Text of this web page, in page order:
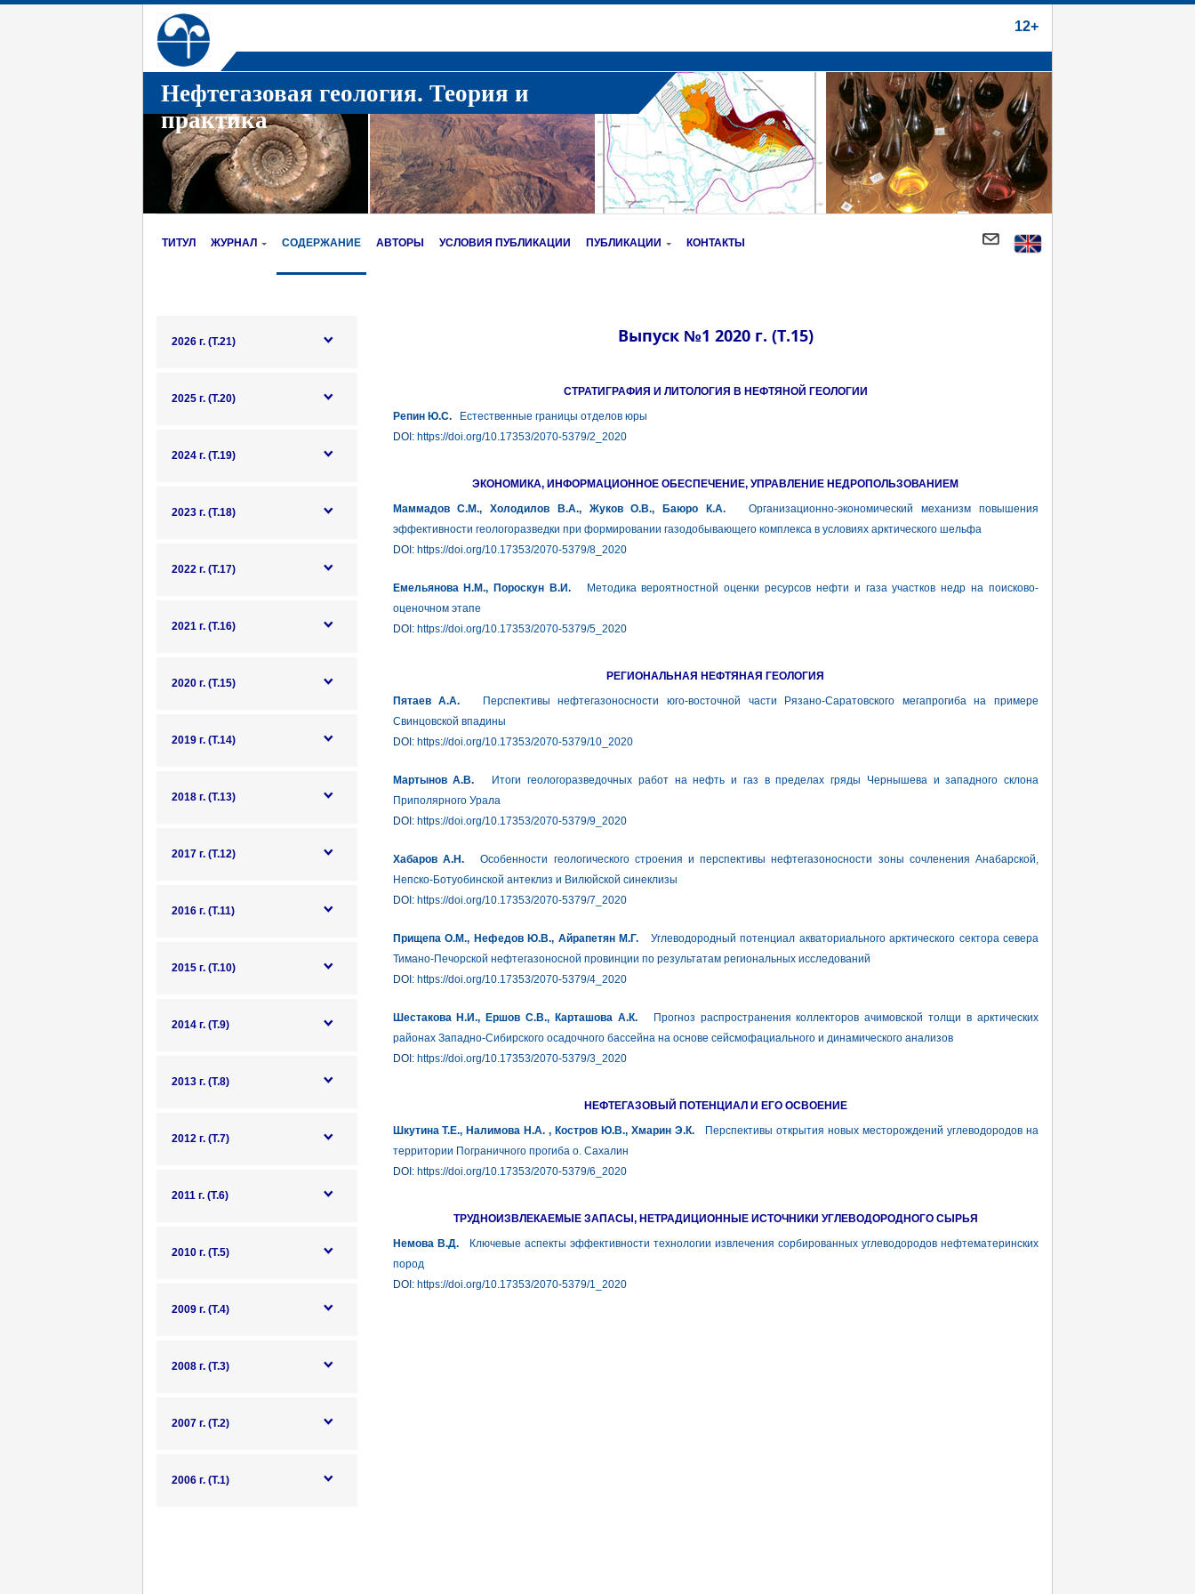
12+
Нефтегазовая геология. Теория и
практика
ТИТУЛ ЖУРНАЛ СОДЕРЖАНИЕ АВТОРЫ УСЛОВИЯ ПУБЛИКАЦИИ ПУБЛИКАЦИИ КОНТАКТЫ
2026 г. (Т.21)
2025 г. (Т.20)
2024 г. (Т.19)
2023 г. (Т.18)
2022 г. (Т.17)
2021 г. (Т.16)
2020 г. (Т.15)
2019 г. (Т.14)
2018 г. (Т.13)
2017 г. (Т.12)
2016 г. (Т.11)
2015 г. (Т.10)
2014 г. (Т.9)
2013 г. (Т.8)
2012 г. (Т.7)
2011 г. (Т.6)
2010 г. (Т.5)
2009 г. (Т.4)
2008 г. (Т.3)
2007 г. (Т.2)
2006 г. (Т.1)
Выпуск №1 2020 г. (Т.15)
СТРАТИГРАФИЯ И ЛИТОЛОГИЯ В НЕФТЯНОЙ ГЕОЛОГИИ
Репин Ю.С.Естественные границы отделов юры
DOI: https://doi.org/10.17353/2070-5379/2_2020
ЭКОНОМИКА, ИНФОРМАЦИОННОЕ ОБЕСПЕЧЕНИЕ, УПРАВЛЕНИЕ НЕДРОПОЛЬЗОВАНИЕМ
Маммадов C.M., Холодилов В.А., Жуков О.В., Баюро К.А. Организационно-экономический механизм повышения
эффективности геологоразведки при формировании газодобывающего комплекса в условиях арктического шельфа
DOI: https://doi.org/10.17353/2070-5379/8_2020
Емельянова Н.М., Пороскун В.И. Методика вероятностной оценки ресурсов нефти и газа участков недр на поисково-
оценочном этапе
DOI: https://doi.org/10.17353/2070-5379/5_2020
РЕГИОНАЛЬНАЯ НЕФТЯНАЯ ГЕОЛОГИЯ
Пятаев А.А. Перспективы нефтегазоносности юго-восточной части Рязано-Саратовского мегапрогиба на примере
Свинцовской впадины
DOI: https://doi.org/10.17353/2070-5379/10_2020
Мартынов А.В. Итоги геологоразведочных работ на нефть и газ в пределах гряды Чернышева и западного склона
Приполярного Урала
DOI: https://doi.org/10.17353/2070-5379/9_2020
Хабаров А.Н.Особенности геологического строения и перспективы нефтегазоносности зоны сочленения Анабарской,
Непско-Ботуобинской антеклиз и Вилюйской синеклизы
DOI: https://doi.org/10.17353/2070-5379/7_2020
Прищепа О.М., Нефедов Ю.В., Айрапетян М.Г. Углеводородный потенциал акваториального арктического сектора севера
Тимано-Печорской нефтегазоносной провинции по результатам региональных исследований
DOI: https://doi.org/10.17353/2070-5379/4_2020
Шестакова Н.И., Ершов С.В., Карташова А.К.Прогноз распространения коллекторов ачимовской толщи в арктических
районах Западно-Сибирского осадочного бассейна на основе сейсмофациального и динамического анализов
DOI: https://doi.org/10.17353/2070-5379/3_2020
НЕФТЕГАЗОВЫЙ ПОТЕНЦИАЛ И ЕГО ОСВОЕНИЕ
Шкутина Т.Е., Налимова Н.А. , Костров Ю.В., Хмарин Э.К. Перспективы открытия новых месторождений углеводородов на
территории Пограничного прогиба о. Сахалин
DOI: https://doi.org/10.17353/2070-5379/6_2020
ТРУДНОИЗВЛЕКАЕМЫЕ ЗАПАСЫ, НЕТРАДИЦИОННЫЕ ИСТОЧНИКИ УГЛЕВОДОРОДНОГО СЫРЬЯ
Немова В.Д.Ключевые аспекты эффективности технологии извлечения сорбированных углеводородов нефтематеринских
пород
DOI: https://doi.org/10.17353/2070-5379/1_2020